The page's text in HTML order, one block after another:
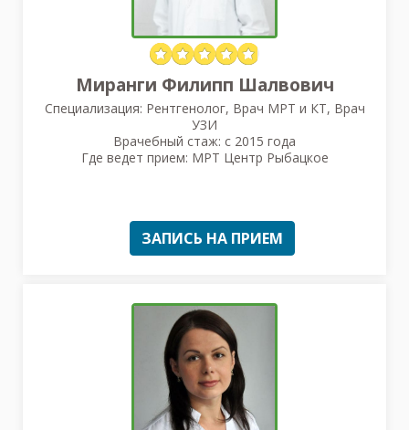
Миранги Филипп Шалвович
Специализация: Рентгенолог, Врач МРТ и КТ, Врач
УЗИ
Врачебный стаж: с 2015 года
Где ведет прием: МРТ Центр Рыбацкое
ЗАПИСЬ НА ПРИЕМ